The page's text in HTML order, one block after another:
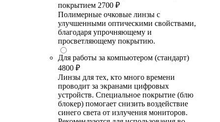
покрытием 2700 ₽
Полимерные очковые линзы с
улучшенными оптическими свойствами,
благодаря упрочняющему и
просветляющему покрытию.
Для работы за компьютером (стандарт)
4800 ₽
Линзы для тех, кто много времени
проводит за экранами цифровых
устройств. Специальное покрытие (блю
блокер) помогает снизить воздействие
синего света от излучения мониторов.